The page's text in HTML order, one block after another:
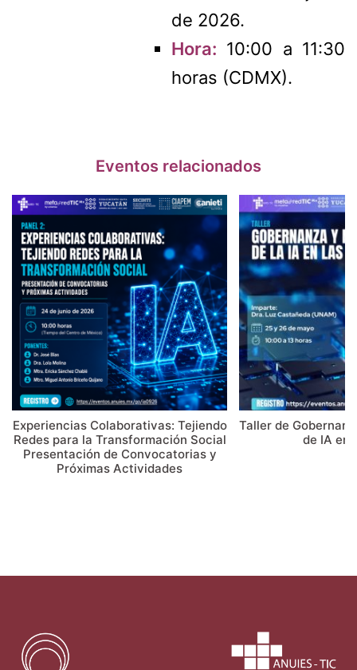
de 2026.
Hora: 10:00 a 11:30
horas (CDMX).
Eventos relacionados
Experiencias Colaborativas: Tejiendo
Redes para la Transformación Social
Presentación de Convocatorias y
Próximas Actividades
Taller de
de IA en